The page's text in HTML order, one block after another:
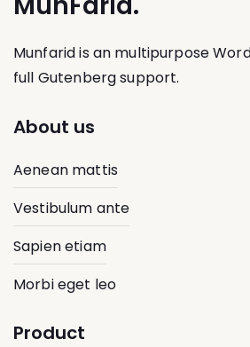
Munfarid is an multipurpose
full Gutenberg support.
About us
Aenean mattis
Vestibulum ante
Sapien etiam
Morbi eget leo
Product